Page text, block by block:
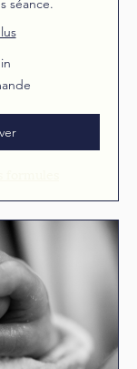
séance.